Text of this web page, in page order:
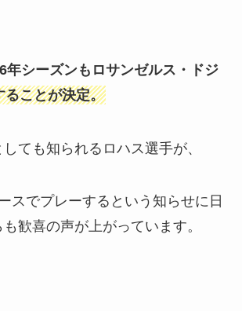
年シーズンもロサンゼルス・ドジ
ることが決定。
しても知られるロハス選手が、
スでプレーするという知らせに日
歓喜の声が上がっています。